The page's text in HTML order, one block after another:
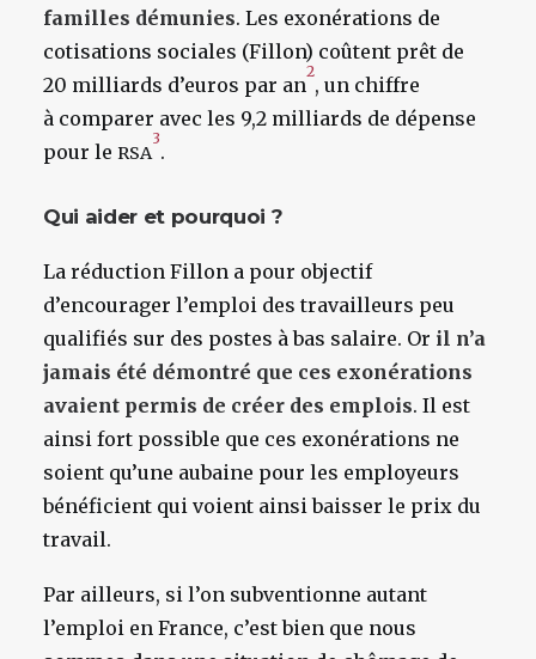
familles démunies. Les exonérations de
cotisations sociales (Fillon) coûtent prêt de
20 milliards d’euros par an
2
, un chiffre
à comparer avec les 9,2 milliards de dépense
pour le RSA
3
.
Qui aider et pourquoi ?
La réduction Fillon a pour objectif
d’encourager l’emploi des travailleurs peu
qualifiés sur des postes à bas salaire. Or il n’a
jamais été démontré que ces exonérations
avaient permis de créer des emplois. Il est
ainsi fort possible que ces exonérations ne
soient qu’une aubaine pour les employeurs
bénéficient qui voient ainsi baisser le prix du
travail.
Par ailleurs, si l’on subventionne autant
l’emploi en France, c’est bien que nous